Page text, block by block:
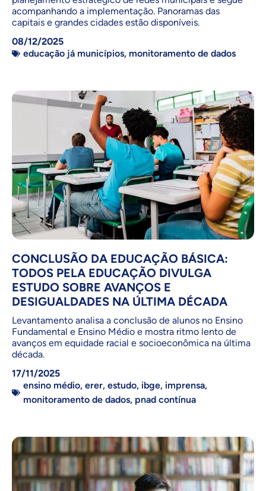
acompanhando a implementação. Panoramas das
capitais e grandes cidades estão disponíveis.
08/12/2025
educação já municípios, monitoramento de dados
CONCLUSÃO DA EDUCAÇÃO BÁSICA:
TODOS PELA EDUCAÇÃO DIVULGA
ESTUDO SOBRE AVANÇOS E
DESIGUALDADES NA ÚLTIMA DÉCADA
Levantamento analisa a conclusão de alunos no Ensino
Fundamental e Ensino Médio e mostra ritmo lento de
avanços em equidade racial e socioeconômica na última
década.
17/11/2025
ensino médio, erer, estudo, ibge, imprensa,
monitoramento de dados, pnad contínua